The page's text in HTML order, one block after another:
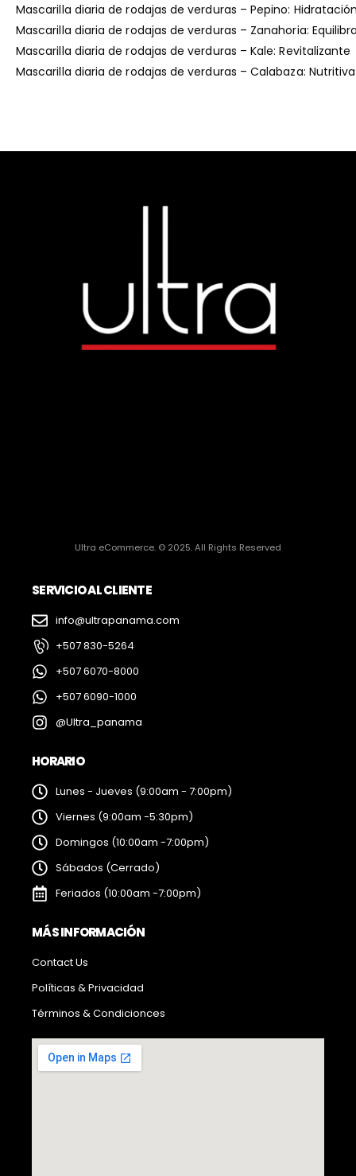
Mascarilla diaria de rodajas de verduras – Pepino:
Mascarilla diaria de rodajas de verduras – Zanahoria:
Mascarilla diaria de rodajas de verduras – Kale: Revitalizante
Mascarilla diaria de rodajas de verduras – Calabaza: Nutritiva
Ultra eCommerce. © 2025. All Rights Reserved
SERVICIO AL CLIENTE
info@ultrapanama.com
+507 830-5264
+507 6070-8000
+507 6090-1000
@Ultra_panama
HORARIO
Lunes - Jueves (9:00am - 7:00pm)
Viernes (9:00am -5:30pm)
Domingos (10:00am -7:00pm)
Sábados (Cerrado)
Feriados (10:00am -7:00pm)
MÁS INFORMACIÓN
Contact Us
Políticas & Privacidad
Términos & Condicionces